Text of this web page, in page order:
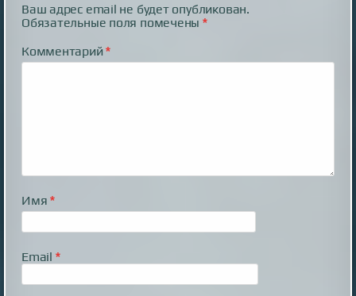
Ваш адрес email не будет опубликован.
Обязательные поля помечены*
Комментарий*
Имя*
Email *